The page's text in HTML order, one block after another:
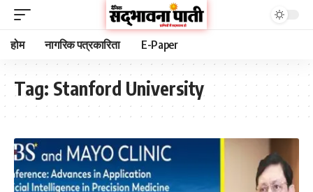
होम नागरिक पत्रकारिता E-Paper
Tag: Stanford University